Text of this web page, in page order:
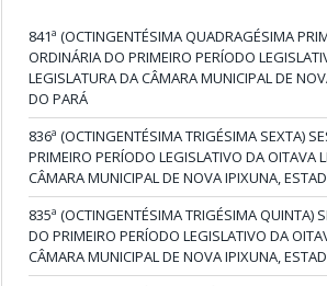
841ª (OCTINGENTÉSIMA QUADRAGÉSIMA
ORDINÁRIA DO PRIMEIRO PERÍODO
LEGISLATURA DA CÂMARA MUNICIPAL DE
DO PARÁ
836ª (OCTINGENTÉSIMA TRIGÉSIMA SEXTA)
PRIMEIRO PERÍODO LEGISLATIVO DA OITAVA
CÂMARA MUNICIPAL DE NOVA IPIXUNA,
835ª (OCTINGENTÉSIMA TRIGÉSIMA QUINTA)
DO PRIMEIRO PERÍODO LEGISLATIVO DA
CÂMARA MUNICIPAL DE NOVA IPIXUNA,